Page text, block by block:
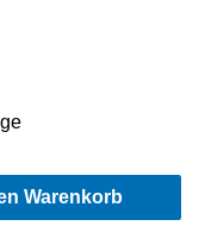
Warenkorb